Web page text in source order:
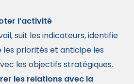
l’activité
suit les indicateurs, identifie
les priorités et anticipe les
les objectifs stratégiques.
les relations avec la